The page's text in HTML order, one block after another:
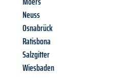
Neuss
Osnabrück
Ratisbona
Salzgitter
Wiesbaden